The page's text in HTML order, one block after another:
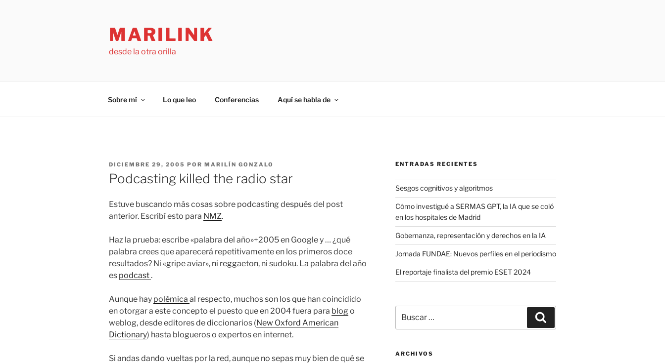
MARILINK
desde la otra orilla
Sobre mí Lo que leo Conferencias Aquí se habla de
PUBLICADO
EL
DICIEMBRE 29, 2005 POR MARILÍN GONZALO
Podcasting killed the radio star
Estuve buscando más cosas sobre podcasting después del post
anterior. Escribí esto para NMZ.
Haz la prueba: escribe «palabra del año»+2005 en Google y … ¿qué
palabra crees que aparecerá repetitivamente en los primeros doce
resultados? Ni «gripe aviar», ni reggaeton, ni sudoku. La palabra del año
es podcast.
Aunque hay polémica al respecto, muchos son los que han coincidido
en otorgar a este concepto el puesto que en 2004 fuera para blogo
weblog, desde editores de diccionarios (New Oxford American
Dictionary) hasta blogueros o expertos en internet.
Si andas dando vueltas por la red, aunque no sepas muy bien de qué se
ENTRADAS RECIENTES
Sesgos cognitivos y algoritmos
Cómo investigué a SERMAS GPT, la IA que se coló
en los hospitales de Madrid
Gobernanza, representación y derechos en la IA
Jornada FUNDAE: Nuevos perfiles en el periodismo
El reportaje finalista del premio ESET 2024
por:
ARCHIVOS